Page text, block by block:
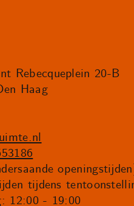
Rebecqueplein 20-B
Haag
tijdens
12:00 - 19:00